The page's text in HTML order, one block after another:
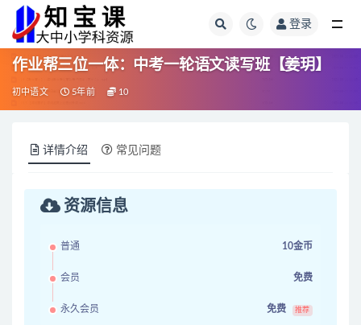
登录
作业帮三位一体：中考一轮语文读写班【姜玥】
初中语文 5年前 10
详情介绍 常见问题
资源信息
普通 10金币
会员 免费
永久会员 免费 推荐
全部